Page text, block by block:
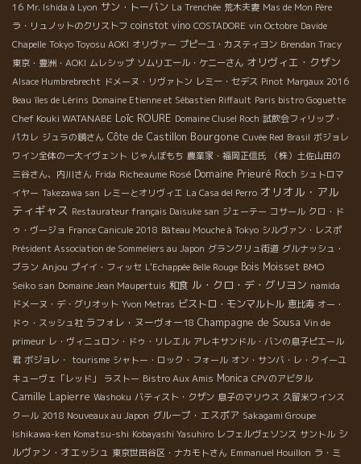
16 Mr. Ishida à Lyon サン・トーバン La Trenchée 荒木夫妻 Mas de Mon Père
ラ・リュノットのクリストフ coinstot vino COSTADORE vin Octobre Davide
Chapelle Tokyo Toyosu AOKI オリヴァー プピーユ・カスティヨン Brendan Tracy
東京・豊洲・AOKI ムレシップ ソムリエール・ケニーさん オリヴィエ・クザン
Alsace Humbrebrecht ドメーヌ・リヴァトン レミー・セデス Pinot Margaux 2016
Beau îles de Lérins Domaine Etienne et Sébastien Riffault Paris bistro Goguette
Chef Kouki WATANABE Loïc ROURE Domaine Clusel Roch 試飲会フィリップ・
パカレ ジュラの鏡さん Côte de Castillon Bourgone Cuvée Red Brasil ボジョレ
ワイン全体の一大イヴェント じゃんぼもち 農業家・福岡正信氏
（株）土佐山田の
三谷さん、内川さん Frida Richeaume Rosé Domaine Prieuré Roch シュトロマ
イヤー Takezawa san レミーとオリヴィエ La Casa del Perro オリオル・アル
ティギャス Restaurateur français Daisuke san ジェーテー コサール クロ・ド
ゥ・ヴージョ France Canicule 2018 Bâteau Mouche à Tokyo シルヴァン・レスポ
Président Association de Sommeliers au Japon グランクリュ街道 グルナッシュ・
ブラン Anjou プイイ・フィッセ L'Echappée Belle Rouge Bois Moisset BMO
Seiko san Domaine Jean Maupertuis 和食 ル・クロ・デ・グリヨン namida
ドメーヌ・デ・グリオット Yvon Metras ビストロ・モンマルトル 恵比寿 オー・
ドゥ・スッシュ社 ラフォレ・ヌーヴォー18 Champagne de Sousa Vin de
primeur レ・ヴィニュロン・ドゥ・リレエル アレキサンドル・バンの息子ピエール
君 ボジョレ・ tourisme シャトー・ロック・フォール オン・サンバ・レ・クイーユ
キューヴェ「レッド」
ラストー Bistro Aux Amis Monica CPVのアビタル
Camille Lapierre Washoku バティスト・クザン 息子のマリウス 久留米ワインス
クール 2018 Nouveaux au Japon グループ・エスポア Sakagami Groupe
Ishikawa-ken Komatsu-shi Kobayashi Yasuhiro レフェルヴェソンス サントル シ
ルヴァン・オエッシュ 東京世田谷区・ナカモトさん Emmanuel Houillon ラ・ミ